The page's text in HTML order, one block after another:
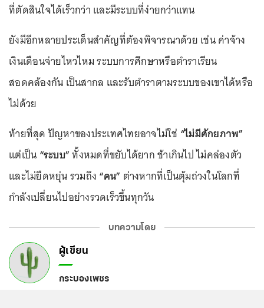
ที่ตัดสินใจได้เร็วกว่า และมีระบบที่ง่ายกว่าแทน
ยังมีอีกหลายประเด็นสำคัญที่ต้องพิจารณาด้วย เช่น ค่าจ้าง
เงินเดือนจ่ายไหวไหม ระบบการศึกษาหรือตำราเรียน
สอดคล้องกัน เป็นสากล และรับตำราตามระบบของเขาได้หรือ
ไม่ด้วย
ท้ายที่สุด ปัญหาของประเทศไทยอาจไม่ใช่ “ไม่มีศักยภาพ”
แต่เป็น “ระบบ”ทั้งหมดที่ขยับได้ยาก ช้าเกินไป ไม่คล่องตัว
และไม่ยืดหยุ่น รวมถึง “คน” ต่างหากที่เป็นตุ้มถ่วงในโลกที่
กำลังเปลี่ยนไปอย่างรวดเร็วขึ้นทุกวัน
บทความโดย
ผู้เขียน
กระบองเพชร